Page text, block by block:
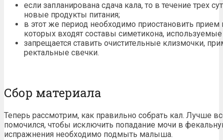
если запланирована сдача кала, то в течение трех
новые продукты питания;
в этот же период необходимо приостановить
которых входят составы симетикона,
запрещается ставить очистительные клизмочки,
ректальные свечки.
Сбор материала
Теперь рассмотрим, как правильно собрать кал. Лучше
помочился, чтобы исключить попадание мочи в
испражнения необходимо подмыть малыша.